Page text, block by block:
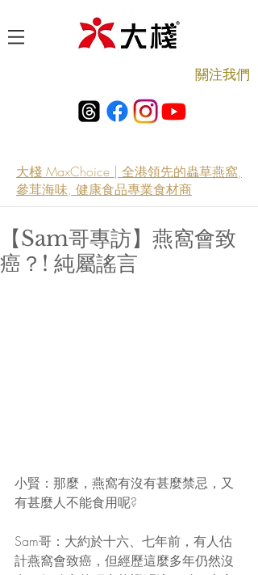
​關注我們
大棧 MaxChoice | 全港領先的蟲草燕窩,
參茸海味, 健康食品專業食材商
【Sam哥專訪】燕窩會致
癌？! 純屬謠言
小賢：那麼，燕窩有沒有甚麼禁忌，又
有甚麼人不能食用呢?
Sam哥：大約於十六、七年前，有人估
計燕窩會致癌，但經歷這麼多年仍然沒